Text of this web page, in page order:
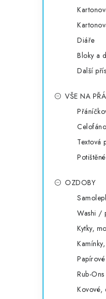
Diáře
Bloky a
Další
VŠE NA
Textová
OZDOBY
Washi /
Kytky,
Rub-
Kovové,